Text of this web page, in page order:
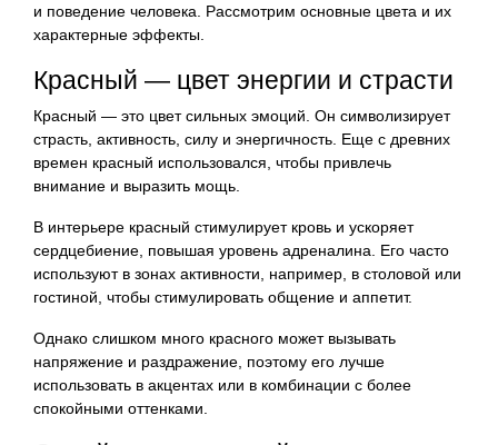
и поведение человека. Рассмотрим основные цвета и их
характерные эффекты.
Красный — цвет энергии и страсти
Красный — это цвет сильных эмоций. Он символизирует
страсть, активность, силу и энергичность. Еще с древних
времен красный использовался, чтобы привлечь
внимание и выразить мощь.
В интерьере красный стимулирует кровь и ускоряет
сердцебиение, повышая уровень адреналина. Его часто
используют в зонах активности, например, в столовой или
гостиной, чтобы стимулировать общение и аппетит.
Однако слишком много красного может вызывать
напряжение и раздражение, поэтому его лучше
использовать в акцентах или в комбинации с более
спокойными оттенками.